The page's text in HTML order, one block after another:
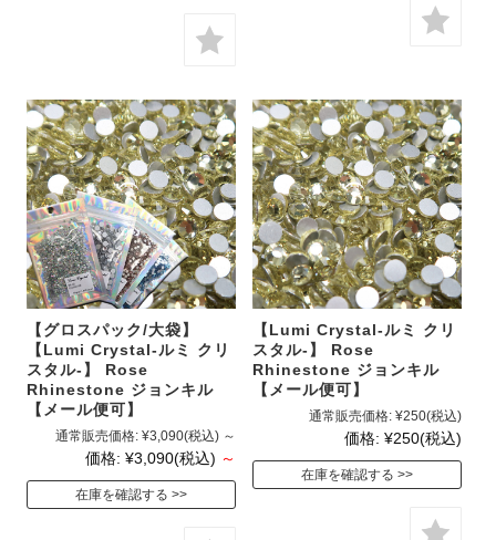
【グロスパック/大袋】
【Lumi Crystal-ルミ クリ
スタル-】 Rose
Rhinestone ジョンキル
【メール便可】
通常販売価格: ¥3,090(税込) ～
価格: ¥3,090(税込) ～
在庫を確認する
【Lumi Crystal-ルミ クリ
スタル-】 Rose
Rhinestone ジョンキル
【メール便可】
通常販売価格: ¥250(税込)
価格: ¥250(税込)
在庫を確認する